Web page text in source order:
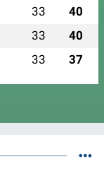
33 40
33 40
33 37